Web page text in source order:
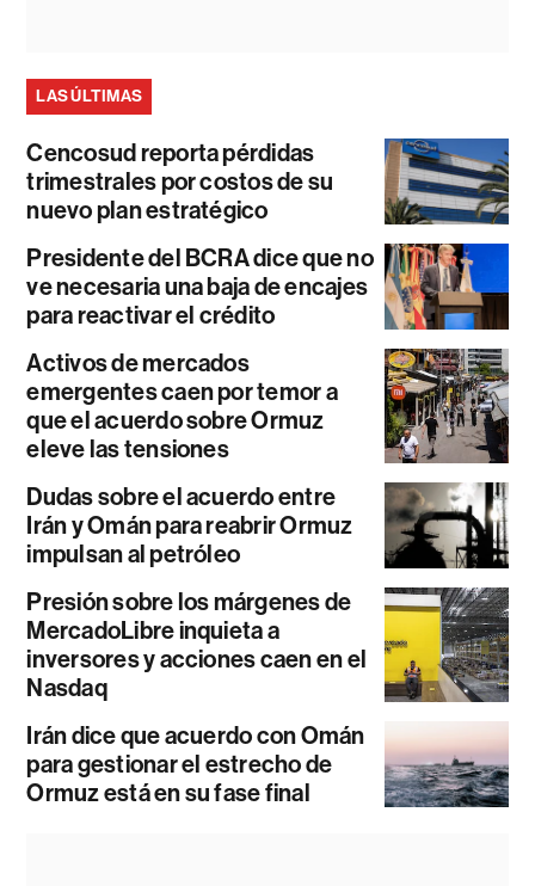
LAS ÚLTIMAS
Cencosud reporta pérdidas
trimestrales por costos de su
nuevo plan estratégico
Presidente del BCRA dice que no
ve necesaria una baja de encajes
para reactivar el crédito
Activos de mercados
emergentes caen por temor a
que el acuerdo sobre Ormuz
eleve las tensiones
Dudas sobre el acuerdo entre
Irán y Omán para reabrir Ormuz
impulsan al petróleo
Presión sobre los márgenes de
MercadoLibre inquieta a
inversores y acciones caen en el
Nasdaq
Irán dice que acuerdo con Omán
para gestionar el estrecho de
Ormuz está en su fase final